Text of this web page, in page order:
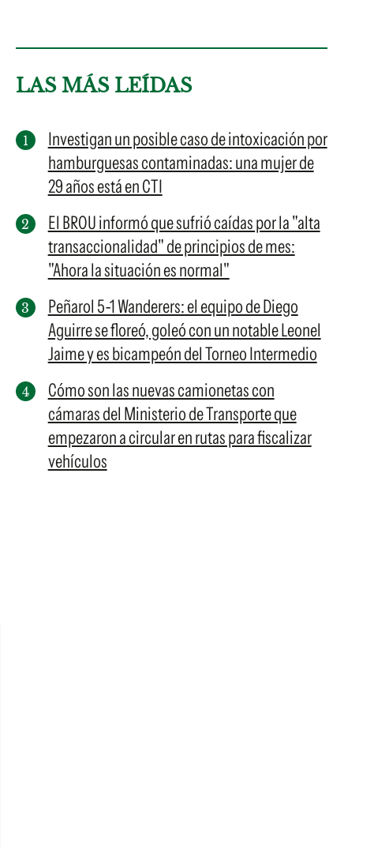
LAS MÁS LEÍDAS
Investigan un posible caso de intoxicación por
hamburguesas contaminadas: una mujer de
29 años está en CTI
El BROU informó que sufrió caídas por la "alta
transaccionalidad" de principios de mes:
"Ahora la situación es normal"
Peñarol 5-1 Wanderers: el equipo de Diego
Aguirre se floreó, goleó con un notable Leonel
Jaime y es bicampeón del Torneo Intermedio
Cómo son las nuevas camionetas con
cámaras del Ministerio de Transporte que
empezaron a circular en rutas para fiscalizar
vehículos